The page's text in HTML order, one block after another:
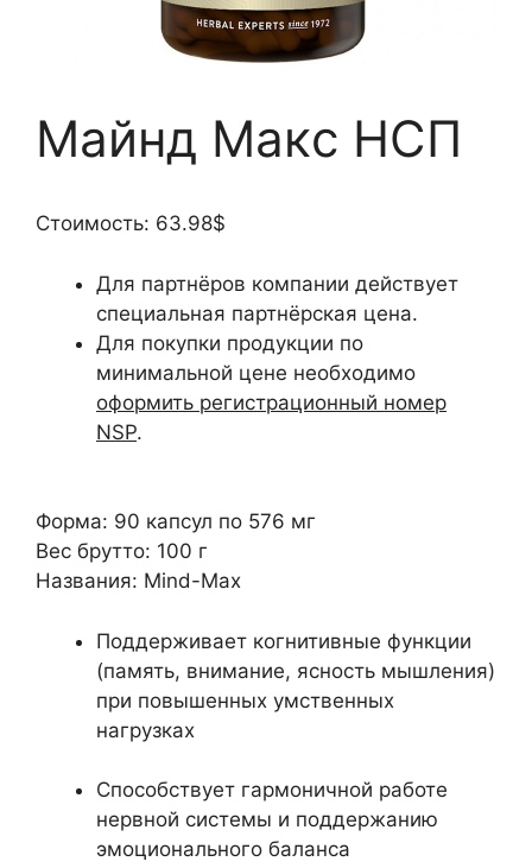
Майнд Макc НСП
Стоимость: 63.98$
Для партнёров компании действует
специальная партнёрская цена.
Для покупки продукции по
минимальной цене необходимо
оформить регистрационный номер
NSP.
Форма: 90 капсул по 576 мг
Вес брутто: 100 г
Названия: Mind-Max
Поддерживает когнитивные функции
(память, внимание, ясность мышления)
при повышенных умственных
нагрузках
Способствует гармоничной работе
нервной системы и поддержанию
эмоционального баланса